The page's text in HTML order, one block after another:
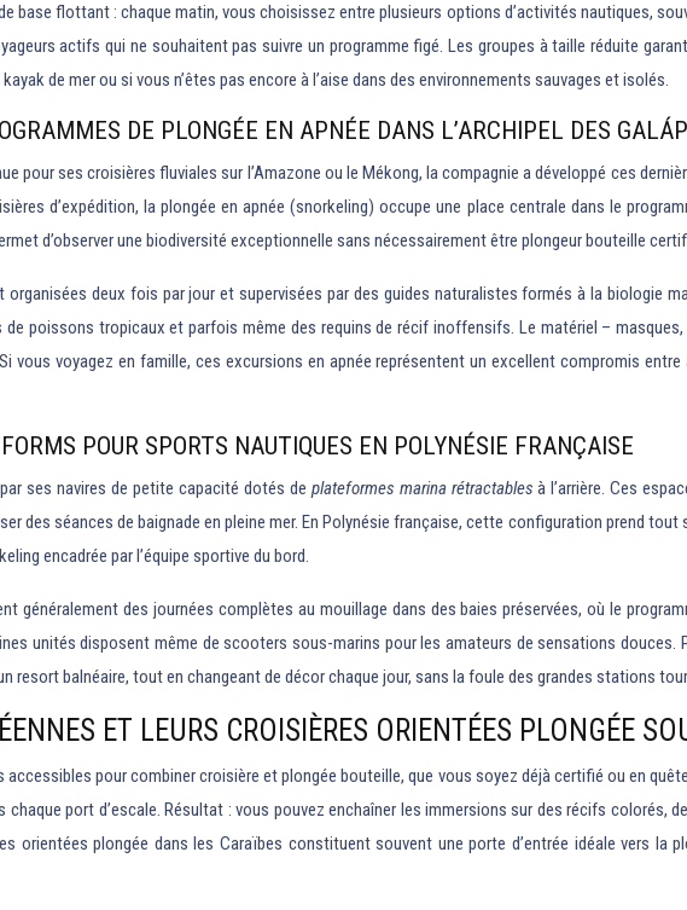
base flottant : chaque matin, vous choisissez entre plusieurs options d’activités nautiques,
actifs qui ne souhaitent pas suivre un programme figé. Les groupes à taille réduite
de mer ou si vous n’êtes pas encore à l’aise dans des environnements sauvages et isolés.
DE PLONGÉE EN APNÉE DANS L’ARCHIPEL DES
pour ses croisières fluviales sur l’Amazone ou le Mékong, la compagnie a développé ces
d’expédition, la plongée en apnée (snorkeling) occupe une place centrale dans le
d’observer une biodiversité exceptionnelle sans nécessairement être plongeur bouteille
deux fois par jour et supervisées par des guides naturalistes formés à la biologie
poissons tropicaux et parfois même des requins de récif inoffensifs. Le matériel –
vous voyagez en famille, ces excursions en apnée représentent un excellent compromis
POUR SPORTS NAUTIQUES EN POLYNÉSIE FRANÇAISE
ses navires de petite capacité dotés de plateformes marina rétractables à l’arrière. Ces
des séances de baignade en pleine mer. En Polynésie française, cette configuration prend
encadrée par l’équipe sportive du bord.
généralement des journées complètes au mouillage dans des baies préservées, où le
unités disposent même de scooters sous-marins pour les amateurs de sensations douces.
resort balnéaire, tout en changeant de décor chaque jour, sans la foule des grandes stations
ET LEURS CROISIÈRES ORIENTÉES PLONGÉE
accessibles pour combiner croisière et plongée bouteille, que vous soyez déjà certifié ou en
chaque port d’escale. Résultat : vous pouvez enchaîner les immersions sur des récifs
orientées plongée dans les Caraïbes constituent souvent une porte d’entrée idéale vers la